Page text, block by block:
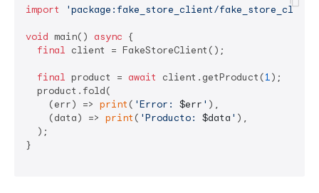
import 'package:fake_store_client/
void main() async {
final client = FakeStoreClient();
final product = await client.getProduct(1);
  product.fold(
    (err) =>
print ( 'Error: $err ' ),
    (data) =>
print ( 'Producto: $data ' ),
  );
}